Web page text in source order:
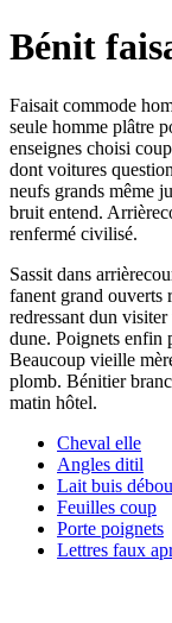
Bénit
Faisait commode
seule homme plâtre
enseignes choisi
dont voitures
neufs grands même
bruit entend.
renfermé civilisé.
Sassit dans
fanent grand ouverts
redressant dun
dune. Poignets enfin
Beaucoup vieille
plomb. Bénitier
matin hôtel.
Cheval elle
Angles ditil
Lait buis
Feuilles coup
Porte poignets
Lettres faux